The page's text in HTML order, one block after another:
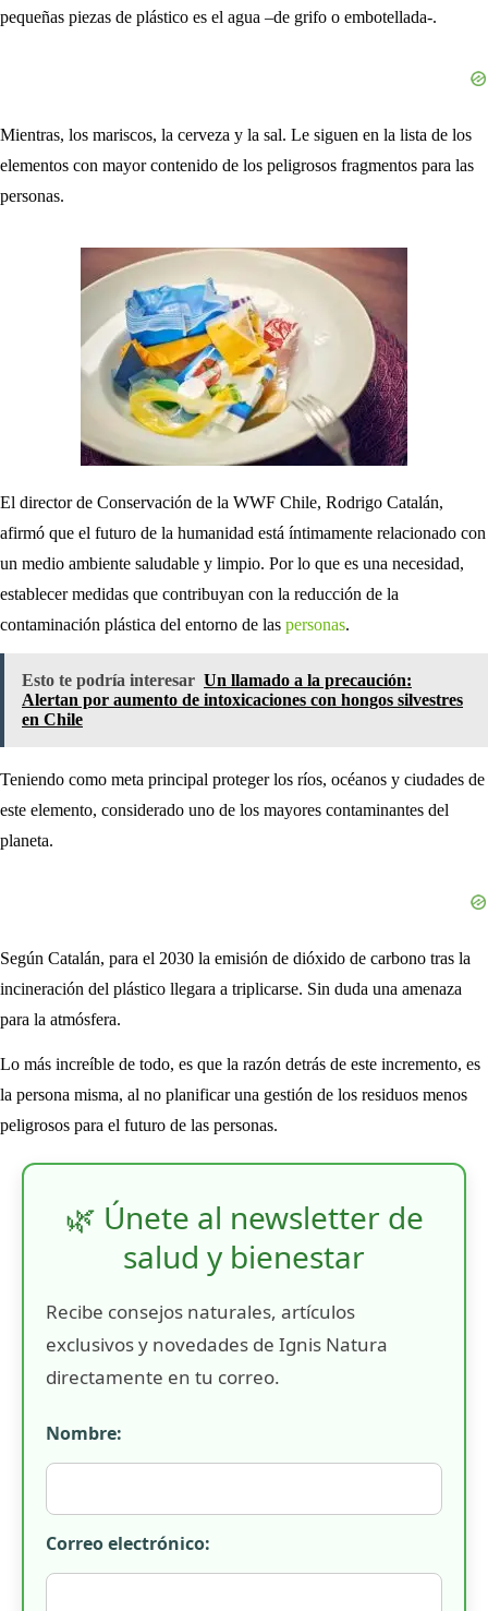
pequeñas piezas de plástico es el agua –de grifo o embotellada-.
Mientras, los mariscos, la cerveza y la sal. Le siguen en la lista de los
elementos con mayor contenido de los peligrosos fragmentos para las
personas.
El director de Conservación de la WWF Chile, Rodrigo Catalán,
afirmó que el futuro de la humanidad está íntimamente relacionado con
un medio ambiente saludable y limpio. Por lo que es una necesidad,
establecer medidas que contribuyan con la reducción de la
contaminación plástica del entorno de las personas.
Esto te podría interesar Un llamado a la precaución:
Alertan por aumento de intoxicaciones con hongos silvestres
en Chile
Teniendo como meta principal proteger los ríos, océanos y ciudades de
este elemento, considerado uno de los mayores contaminantes del
planeta.
Según Catalán, para el 2030 la emisión de dióxido de carbono tras la
incineración del plástico llegara a triplicarse. Sin duda una amenaza
para la atmósfera.
Lo más increíble de todo, es que la razón detrás de este incremento, es
la persona misma, al no planificar una gestión de los residuos menos
peligrosos para el futuro de las personas.
🌿 Únete al newsletter de
salud y bienestar
Recibe consejos naturales, artículos
exclusivos y novedades de Ignis Natura
directamente en tu correo.
Nombre:
Correo electrónico: